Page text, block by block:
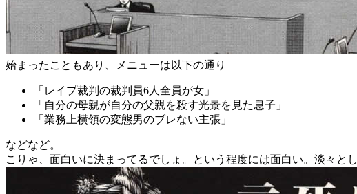
始まったこともあり、メニューは以下の通り
「レイプ裁判の裁判員6人全員が女」
「自分の母親が自分の父親を殺す光景を見た息子」
「業務上横領の変態男のブレない主張」
などなど。
こりゃ、面白いに決まってるでしょ。という程度には面白い。淡々と